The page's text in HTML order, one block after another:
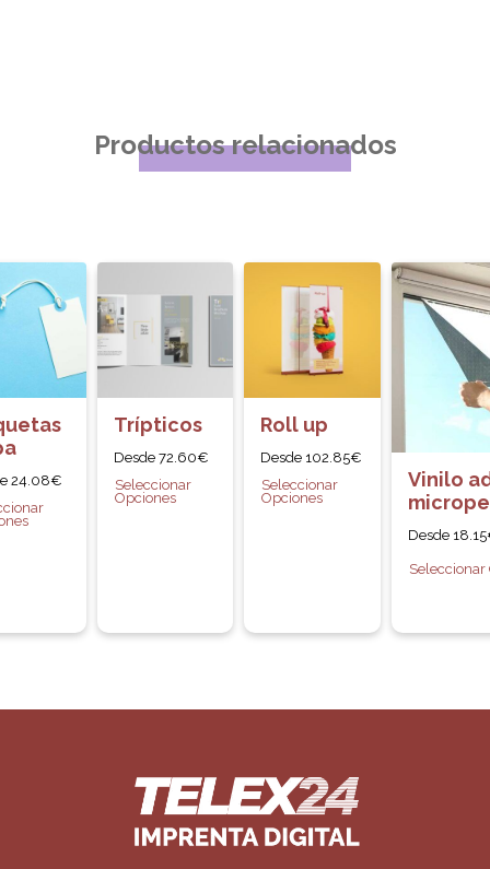
Productos relacionados
24.08€
Trípticos
Desde 72.60€
Seleccionar
Opciones
Roll up
Desde 102.85€
Seleccionar
Opciones
Vinilo
Desde 18.15
Seleccionar